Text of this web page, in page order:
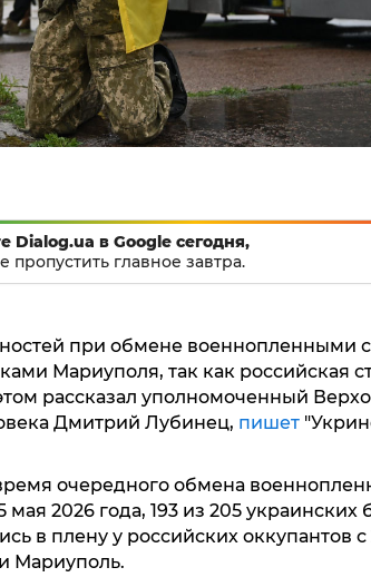
Dialog.ua в Google сегодня,
пропустить главное завтра.
при обмене военнопленными с
Мариуполя, так как российская
рассказал уполномоченный
Дмитрий Лубинец, пишет
очередного обмена
мая 2026 года, 193 из 205 украинских
в плену у российских оккупантов с
Мариуполь.